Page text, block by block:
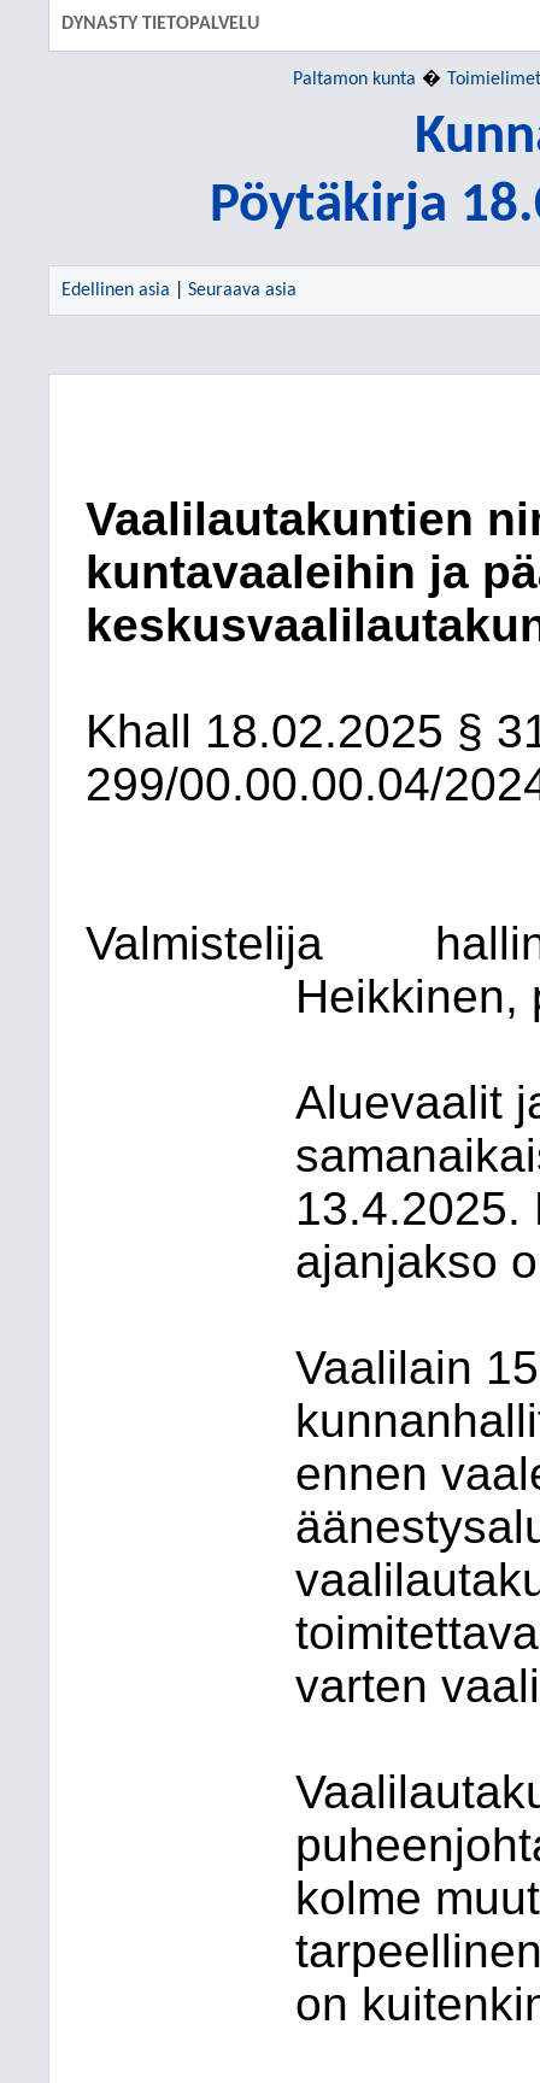
DYNASTY TIETOPALVELU
Paltamon kunta Toimielimet
Pöytäkirja
Edellinen asia Seuraava asia
Vaalilautakuntien
kuntavaaleihin ja
Khall 18.02.2025 §
299/00.00.00.04/
Valmistelija
Heikkinen,
Aluevaalit
13.4.2025.
ajanjakso
Vaalilain
ennen
varten
kolme
on